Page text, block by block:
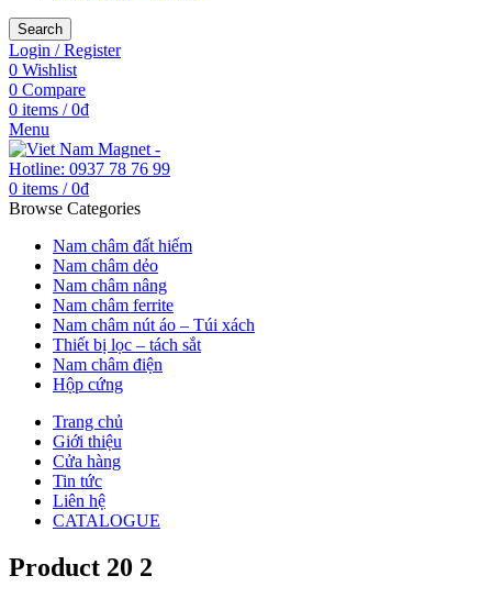
Search
Login / Register
0 Wishlist
0 Compare
0 items / 0₫
Menu
0 items / 0₫
Browse Categories
Nam châm đất hiếm
Nam châm dẻo
Nam châm nâng
Nam châm ferrite
Nam châm nút áo – Túi xách
Thiết bị lọc – tách sắt
Nam châm điện
Hộp cứng
Trang chủ
Giới thiệu
Cửa hàng
Tin tức
Liên hệ
CATALOGUE
Product 20 2